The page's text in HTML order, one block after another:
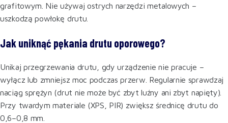
grafitowym. Nie używaj ostrych narzędzi metalowych –
uszkodzą powłokę drutu.
Jak uniknąć pękania drutu oporowego?
Unikaj przegrzewania drutu, gdy urządzenie nie pracuje –
wyłącz lub zmniejsz moc podczas przerw. Regularnie sprawdzaj
naciąg sprężyn (drut nie może być zbyt luźny ani zbyt napięty).
Przy twardym materiale (XPS, PIR) zwiększ średnicę drutu do
0,6–0,8 mm.